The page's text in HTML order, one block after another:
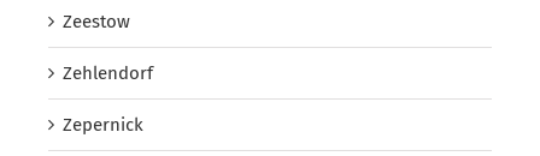
Zeestow
Zehlendorf
Zepernick